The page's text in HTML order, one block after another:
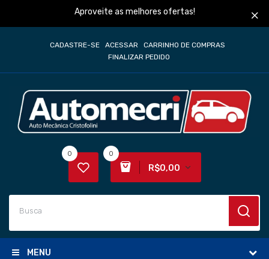
Aproveite as melhores ofertas!
CADASTRE-SE ACESSAR
CARRINHO DE COMPRAS
FINALIZAR PEDIDO
0
R$0,00
0
MENU